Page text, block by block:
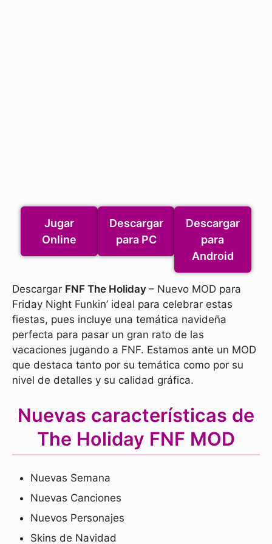
Jugar
Online
Descargar
para PC
Descargar
para
Android
Descargar FNF The Holiday – Nuevo MOD para
Friday Night Funkin’ ideal para celebrar estas
fiestas, pues incluye una temática navideña
perfecta para pasar un gran rato de las
vacaciones jugando a FNF. Estamos ante un MOD
que destaca tanto por su temática como por su
nivel de detalles y su calidad gráfica.
Nuevas características de
The Holiday FNF MOD
Nuevas Semana
Nuevas Canciones
Nuevos Personajes
Skins de Navidad